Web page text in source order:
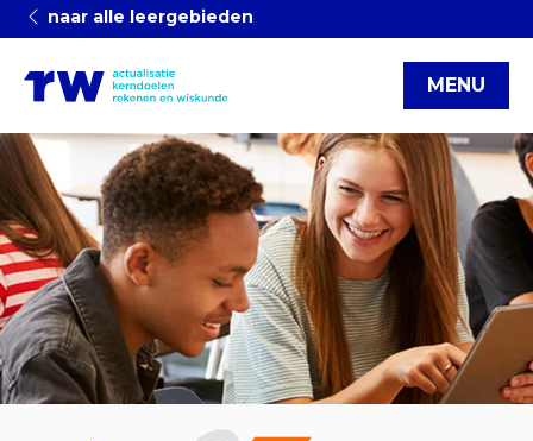
naar alle leergebieden
MENU